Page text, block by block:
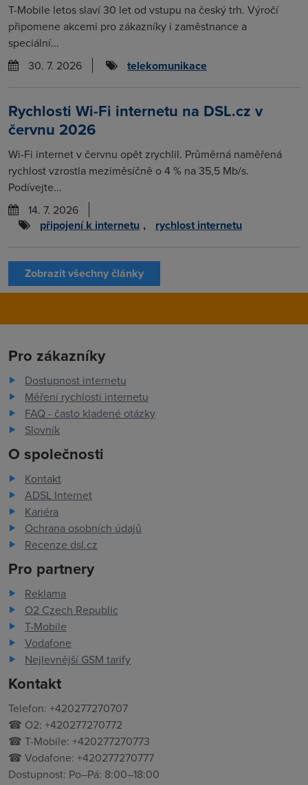
T-Mobile letos slaví 30 let od vstupu na český trh. Výročí
připomene akcemi pro zákazníky i zaměstnance a
speciální...
30. 7. 2026
telekomunikace
Rychlosti Wi-Fi internetu na DSL.cz v
červnu 2026
Wi-Fi internet v červnu opět zrychlil. Průměrná naměřená
rychlost vzrostla meziměsíčně o 4 % na 35,5 Mb/s.
Podívejte...
14. 7. 2026
připojení k internetu , rychlost internetu
Zobrazit všechny články
Pro zákazníky
Dostupnost internetu
Měření rychlosti internetu
FAQ - často kladené otázky
Slovník
O společnosti
Kontakt
ADSL Internet
Kariéra
Ochrana osobních údajů
Recenze dsl.cz
Pro partnery
Reklama
O2 Czech Republic
T-Mobile
Vodafone
Nejlevnější GSM tarify
Kontakt
Telefon: +420277270707
☎ O2: +420277270772
☎ T-Mobile: +420277270773
☎ Vodafone: +420277270777
Dostupnost: Po–Pá: 8:00–18:00